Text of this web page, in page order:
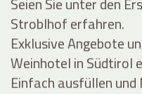
Stroblhof erfahren.
Exklusive Angebote
Weinhotel in Südtirol
Einfach ausfüllen